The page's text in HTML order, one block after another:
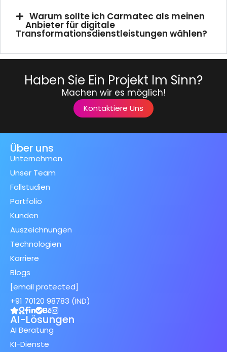
Warum sollte ich Carmatec als meinen
Anbieter für digitale
Transformationsdienstleistungen wählen?
Haben Sie Ein Projekt Im Sinn?
Machen wir es möglich!
Kontaktiere Uns
Über uns
Unternehmen
Unser Team
Fallstudien
Portfolio
Kunden
Auszeichnungen
Technologien
Karriere
Blogs
[email protected]
+91 70120 98783 (IND)
AI-Lösungen
AI Beratung
KI-Dienste